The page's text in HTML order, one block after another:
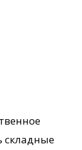
складные